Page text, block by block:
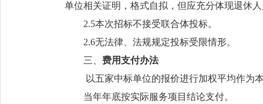
单位相关证明，格式自拟，但应充分体现退休
2.5本次招标不接受联合体投标。
2.6无法律、法规规定投标受限情形。
三、 费用支付办法
以五家中标单位的报价进行加权平均作为
当年年底按实际服务项目结论支付。